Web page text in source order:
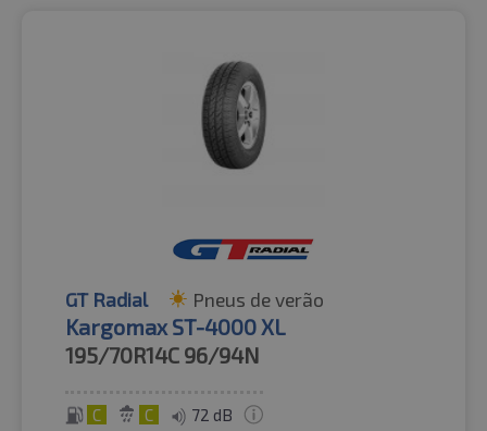
GT Radial Pneus de verão
Kargomax ST-4000 XL
195/70R14C 96/94N
C C 72 dB